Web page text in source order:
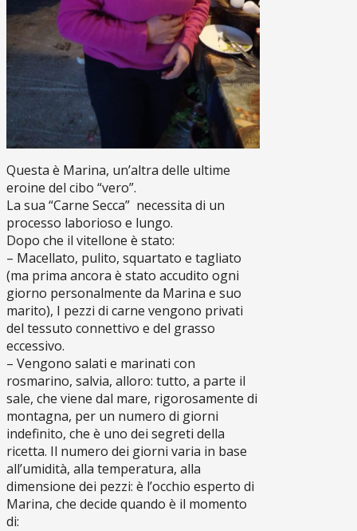
Questa è Marina, un’altra delle ultime
eroine del cibo “vero”.
La sua “Carne Secca” necessita di un
processo laborioso e lungo.
Dopo che il vitellone è stato:
– Macellato, pulito, squartato e tagliato
(ma prima ancora è stato accudito ogni
giorno personalmente da Marina e suo
marito), I pezzi di carne vengono privati
del tessuto connettivo e del grasso
eccessivo.
– Vengono salati e marinati con
rosmarino, salvia, alloro: tutto, a parte il
sale, che viene dal mare, rigorosamente di
montagna, per un numero di giorni
indefinito, che è uno dei segreti della
ricetta. Il numero dei giorni varia in base
all’umidità, alla temperatura, alla
dimensione dei pezzi: è l’occhio esperto di
Marina, che decide quando è il momento
di: